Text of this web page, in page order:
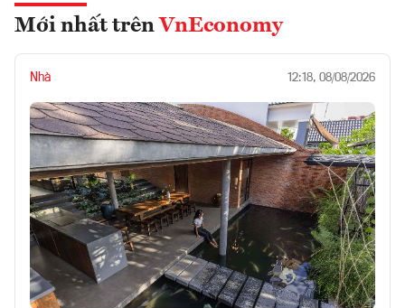
Mới nhất trên VnEconomy
Nhà 12:18, 08/08/2026